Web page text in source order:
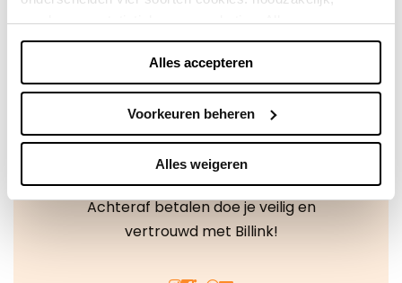
voorkeuren, statistieken en marketing. Alleen
noodzakelijke cookies plaatsen we zonder toestemming.
Je kunt alle cookies accepteren, weigeren, of zelf kiezen
via "Voorkeuren beheren". Je keuze kun je op elk
moment wijzigen of intrekken via de zwevende knop
en
We werken samen met42 derdendie uw gegevens
kunnen ontvangen en verwerken.
Alles accepteren
Voorkeuren beheren
Alles weigeren
Achteraf betalen doe je veilig en
vertrouwd met Billink!